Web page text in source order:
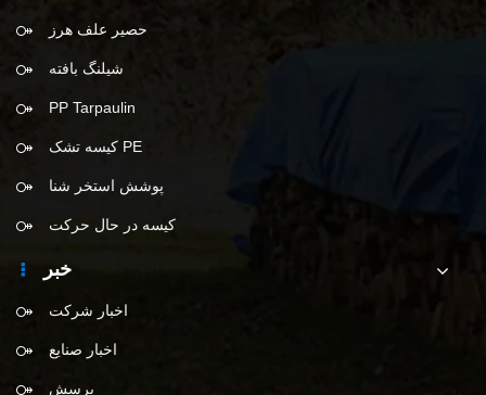
حصیر علف هرز
شیلنگ بافته
PP Tarpaulin
کیسه تشک PE
پوشش استخر شنا
کیسه در حال حرکت
خبر
اخبار شرکت
اخبار صنایع
پرسش